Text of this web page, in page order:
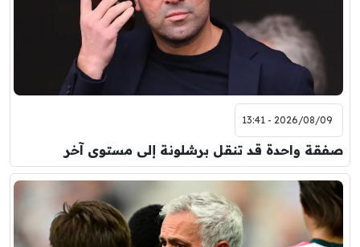
2026/08/09 - 13:41
صفقة واحدة قد تنقل برشلونة إلى مستوى آخر